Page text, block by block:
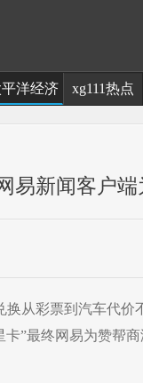
平洋经济 xg111热点
易新闻客户端
彩票到汽车代价
”最终网易为赞帮